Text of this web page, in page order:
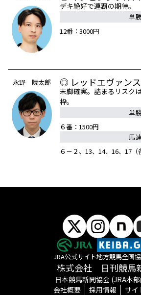
デキ絶好で連覇の期待。
単
12番：3000円
永野 暁太郎 ◎ レッドエヴァンス
末脚確実。詰まるリスク
枠。
単
６番：1500円
馬連
６－２、13、14、16、17（
JRA公式サイト地方競馬全国
株式会社 日刊競馬
日本競馬新聞協会 (JRA本
会社概要
採用情報 サイ